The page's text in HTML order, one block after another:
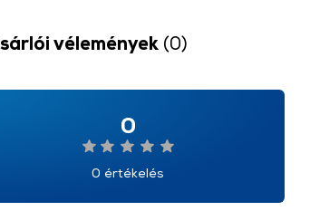
vélemények (0)
0
0 értékelés